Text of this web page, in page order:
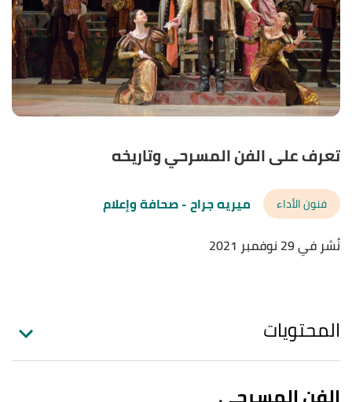
تعرف على الفن المسرحي وتاريخه
فنون الأداء ميريه جراح- صحافة وإعلام
نُشر في 29 نوفمبر 2021
المحتويات